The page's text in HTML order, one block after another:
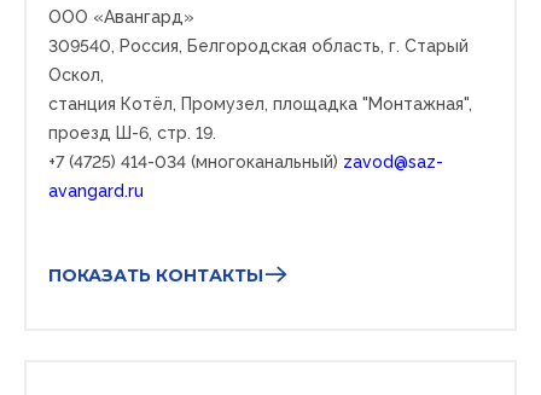
ООО «Авангард»
309540, Россия, Белгородская область, г. Старый
Оскол,
станция Котёл, Промузел, площадка "Монтажная",
проезд Ш-6, стр. 19.
+7 (4725) 414-034 (многоканальный) zavod@saz-
avangard.ru
ПОКАЗАТЬ КОНТАКТЫ